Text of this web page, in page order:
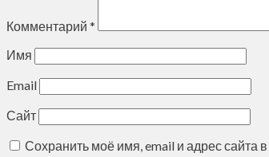
Комментарий *
Имя
Email
Сайт
Сохранить моё имя, email и адрес сайта